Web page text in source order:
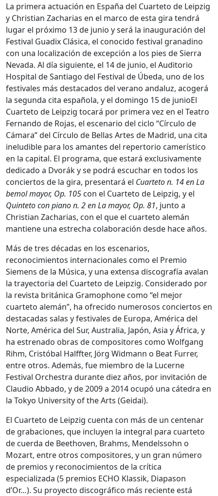
La primera actuación en España del Cuarteto de Leipzig
y Christian Zacharias en el marco de esta gira tendrá
lugar el próximo 13 de junio y será la inauguración del
Festival Guadix Clásica, el conocido festival granadino
con una localización de excepción a los pies de Sierra
Nevada. Al día siguiente, el 14 de junio, el Auditorio
Hospital de Santiago del Festival de Úbeda, uno de los
festivales más destacados del verano andaluz, acogerá
la segunda cita española, y el domingo 15 de junioEl
Cuarteto de Leipzig tocará por primera vez en el Teatro
Fernando de Rojas, el escenario del ciclo “Círculo de
Cámara” del Círculo de Bellas Artes de Madrid, una cita
ineludible para los amantes del repertorio camerístico
en la capital. El programa, que estará exclusivamente
dedicado a Dvorák y se podrá escuchar en todos los
conciertos de la gira, presentará el Cuarteto n. 14 en La
bemol mayor, Op. 105 con el Cuarteto de Leipzig, y el
Quinteto con piano n. 2 en La mayor, Op. 81, junto a
Christian Zacharias, con el que el cuarteto alemán
mantiene una estrecha colaboración desde hace años.
Más de tres décadas en los escenarios,
reconocimientos internacionales como el Premio
Siemens de la Música, y una extensa discografía avalan
la trayectoria del Cuarteto de Leipzig. Considerado por
la revista británica Gramophone como “el mejor
cuarteto alemán”, ha ofrecido numerosos conciertos en
destacadas salas y festivales de Europa, América del
Norte, América del Sur, Australia, Japón, Asia y África, y
ha estrenado obras de compositores como Wolfgang
Rihm, Cristóbal Halffter, Jörg Widmann o Beat Furrer,
entre otros. Además, fue miembro de la Lucerne
Festival Orchestra durante diez años, por invitación de
Claudio Abbado, y de 2009 a 2014 ocupó una cátedra en
la Tokyo University of the Arts (Geidai).
El Cuarteto de Leipzig cuenta con más de un centenar
de grabaciones, que incluyen la integral para cuarteto
de cuerda de Beethoven, Brahms, Mendelssohn o
Mozart, entre otros compositores, y un gran número
de premios y reconocimientos de la crítica
especializada (5 premios ECHO Klassik, Diapason
d’Or…). Su proyecto discográfico más reciente está